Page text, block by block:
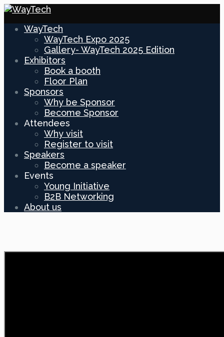
WayTech
WayTech Expo 2025
Gallery- WayTech 2025 Edition
Exhibitors
Book a booth
Floor Plan
Sponsors
Why be Sponsor
Become Sponsor
Attendees
Why visit
Register to visit
Speakers
Become a speaker
Events
Young Initiative
B2B Networking
About us